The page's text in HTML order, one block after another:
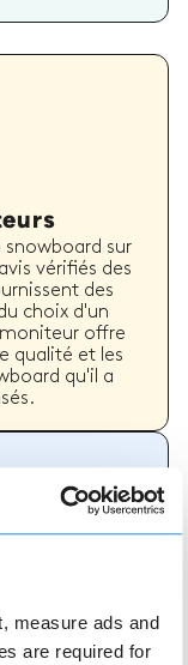
measure ads and
are required for
snowboard sur
vérifiés des
des
choix d'un
offre
qualité et les
qu'il a
est
notre équipe